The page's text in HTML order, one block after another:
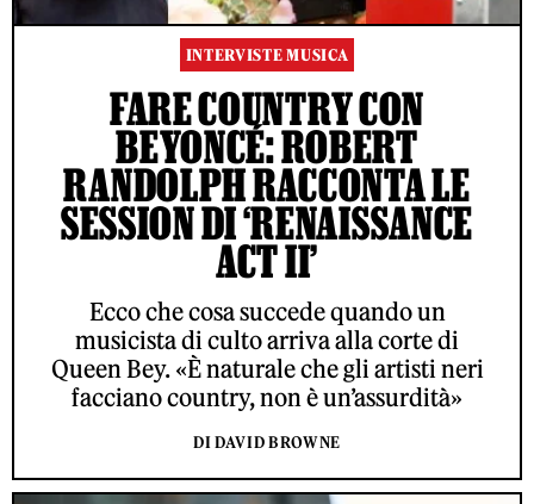
INTERVISTE MUSICA
FARE COUNTRY CON
BEYONCÉ: ROBERT
RANDOLPH RACCONTA LE
SESSION DI ‘RENAISSANCE
ACT II’
Ecco che cosa succede quando un
musicista di culto arriva alla corte di
Queen Bey. «È naturale che gli artisti neri
facciano country, non è un’assurdità»
DI DAVID BROWNE